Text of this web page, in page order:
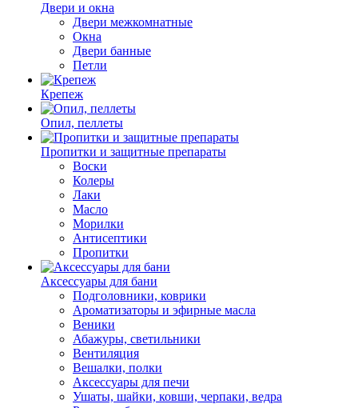
Двери и окна
Двери межкомнатные
Окна
Двери банные
Петли
Крепеж
Опил, пеллеты
Пропитки и защитные препараты
Воски
Колеры
Лаки
Масло
Морилки
Антисептики
Пропитки
Аксессуары для бани
Подголовники, коврики
Ароматизаторы и эфирные масла
Веники
Абажуры, светильники
Вентиляция
Вешалки, полки
Аксессуары для печи
Ушаты, шайки, ковши, черпаки, ведра